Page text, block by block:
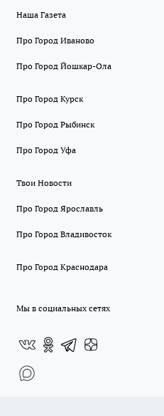
Наша Газета
Про Город Иваново
Про Город Йошкар-Ола
Про Город Курск
Про Город Рыбинск
Про Город Уфа
Твои Новости
Про Город Ярославль
Про Город Владивосток
Про Город Краснодара
Мы в социальных сетях